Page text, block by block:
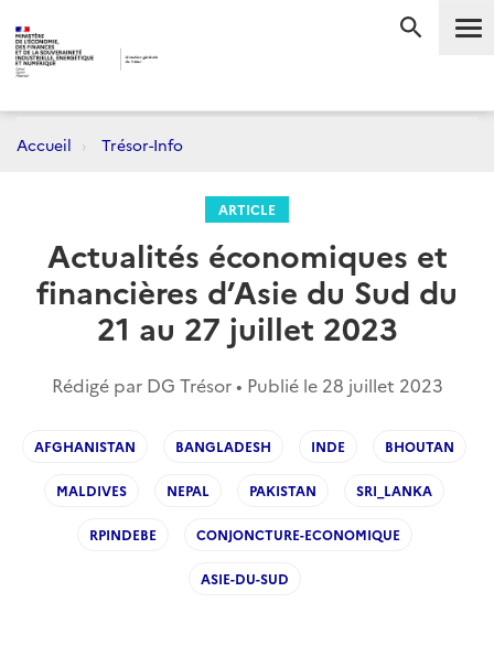
Accueil Trésor-Info
ARTICLE
Actualités économiques et
financières d’Asie du Sud du
21 au 27 juillet 2023
Rédigé par DG Trésor • Publié le 28 juillet 2023
AFGHANISTAN BANGLADESH INDE BHOUTAN
MALDIVES NEPAL PAKISTAN SRI_LANKA
RPINDEBE CONJONCTURE-ECONOMIQUE
ASIE-DU-SUD